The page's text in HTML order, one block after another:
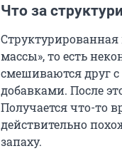
Что за
Структурированная
массы», то есть
смешиваются друг
добавками. После
Получается что-то
действительно
запаху.